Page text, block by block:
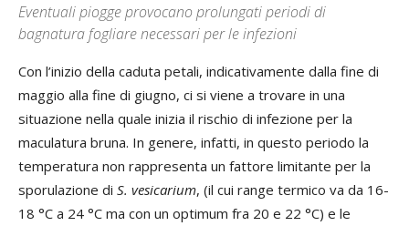
Eventuali piogge provocano prolungati periodi di
bagnatura fogliare necessari per le infezioni
Con l’inizio della caduta petali, indicativamente dalla fine di
maggio alla fine di giugno, ci si viene a trovare in una
situazione nella quale inizia il rischio di infezione per la
maculatura bruna. In genere, infatti, in questo periodo la
temperatura non rappresenta un fattore limitante per la
sporulazione di S. vesicarium, (il cui range termico va da 16-
18 °C a 24 °C ma con un optimum fra 20 e 22 °C) e le